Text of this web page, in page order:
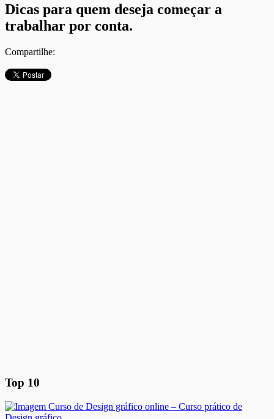
Dicas para quem deseja começar a
trabalhar por conta.
Compartilhe:
Top 10